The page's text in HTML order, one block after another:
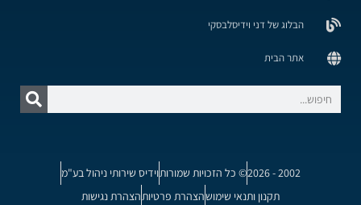
הבלוג של דני וידיסלבסקי
אתר הבית
2002 - 2026 © כל הזכויות שמורותוידיס שירותי ניהול בע"מ
תקנון ותנאי שימושהצהרת פרטיותהצהרת נגישות